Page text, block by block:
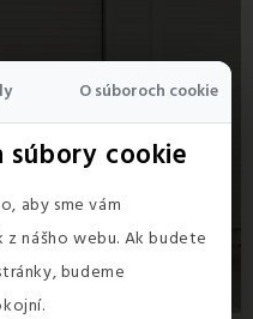
O súboroch cookie
cookie
aby sme vám
nášho webu. Ak budete
budeme